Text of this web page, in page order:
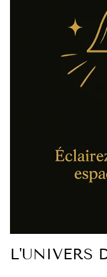
L'UNIVERS